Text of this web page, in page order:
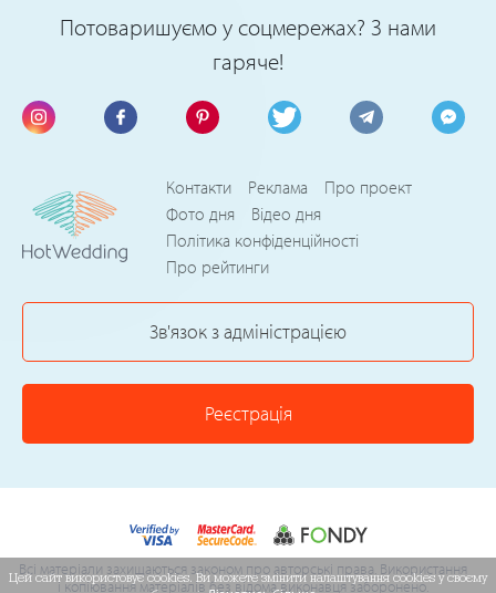
Потоваришуємо у соцмережах? З нами
гаряче!
Контакти Реклама
Про проект
Фото дня
Відео дня
Політика конфіденційності
Про рейтинги
Зв'язок з адміністрацією
Реєстрація
Всі матеріали захищаються законом про авторські права. Використання
і копіювання матеріалів без відома виконавця заборонено.
Цей сайт використовує cookies. Ви можете змінити налаштування cookies у своєму